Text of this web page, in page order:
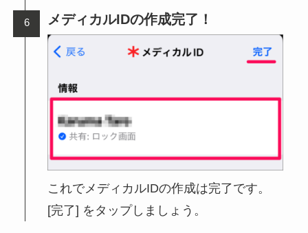
メディカルIDの作成完了！
これでメディカルIDの作成は完了です。
[完了] をタップしましょう。